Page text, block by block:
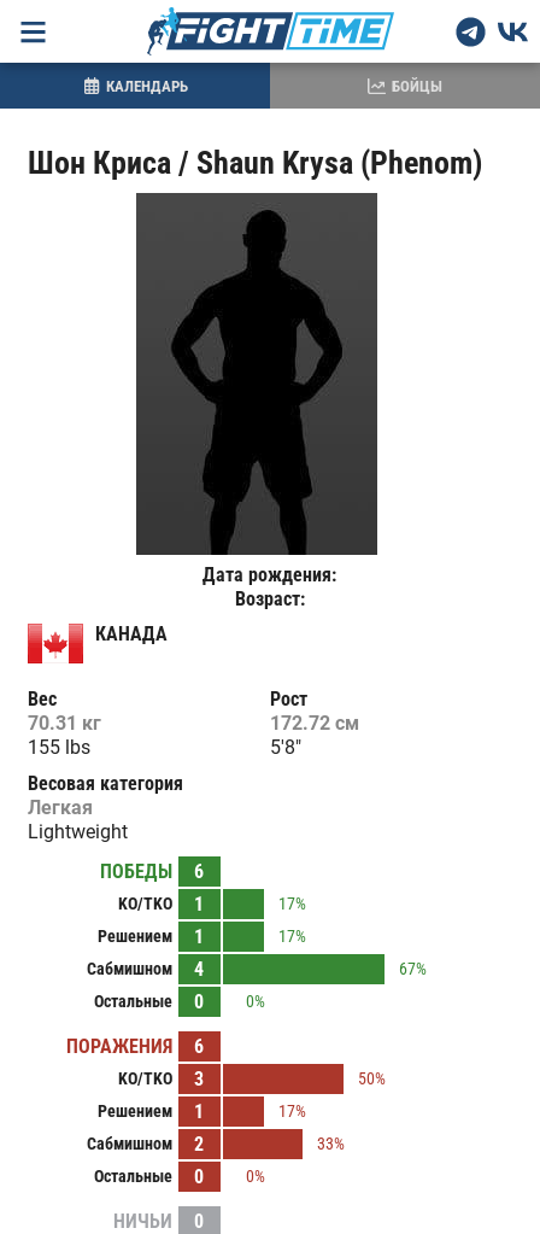
Шон Криса / Shaun Krysa (Phenom)
Дата рождения:
Возраст:
КАНАДА
Вес
70.31 кг
155 lbs
Рост
172.72 см
5'8"
Весовая категория
Легкая
Lightweight
ПОБЕДЫ
6
KO/TKO 1
17%
Решением
1
17%
Сабмишном
4
67%
Остальные
0 0%
ПОРАЖЕНИЯ 6
KO/TKO 3
50%
Решением
1
17%
Сабмишном
2
33%
Остальные
0 0%
НИЧЬИ
0
КАЛЕНДАРЬ БОЙЦЫ